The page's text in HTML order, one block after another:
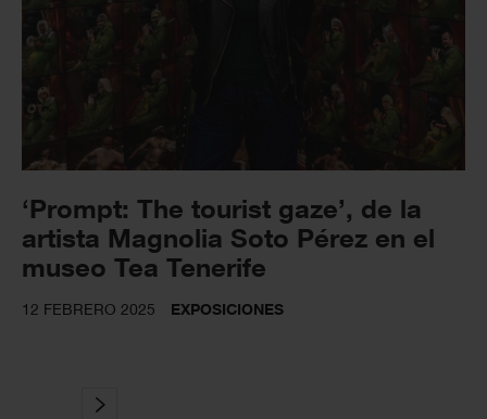
‘Prompt: The tourist gaze’, de la
artista Magnolia Soto Pérez en el
museo Tea Tenerife
12 FEBRERO 2025 EXPOSICIONES